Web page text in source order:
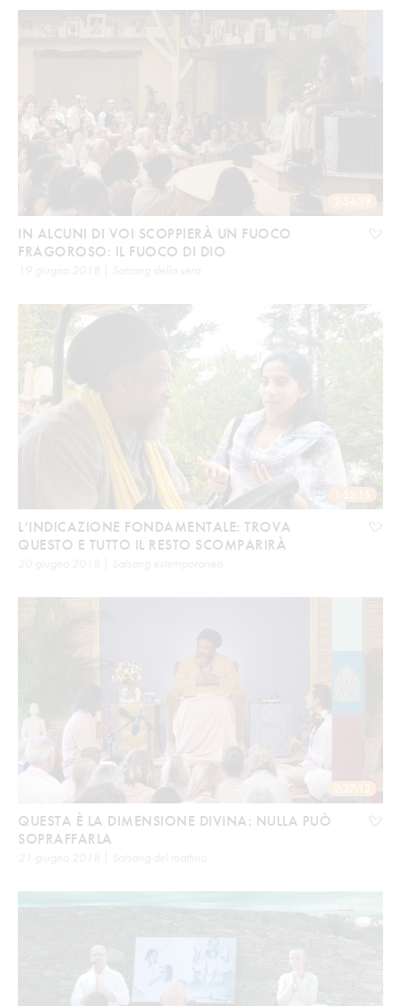
2:54:39
IN ALCUNI DI VOI SCOPPIERÀ UN FUOCO
FRAGOROSO: IL FUOCO DI DIO
1:52:15
L’INDICAZIONE FONDAMENTALE: TROVA
QUESTO E TUTTO IL RESTO SCOMPARIRÀ
2:37:12
QUESTA È LA DIMENSIONE DIVINA: NULLA PUÒ
SOPRAFFARLA